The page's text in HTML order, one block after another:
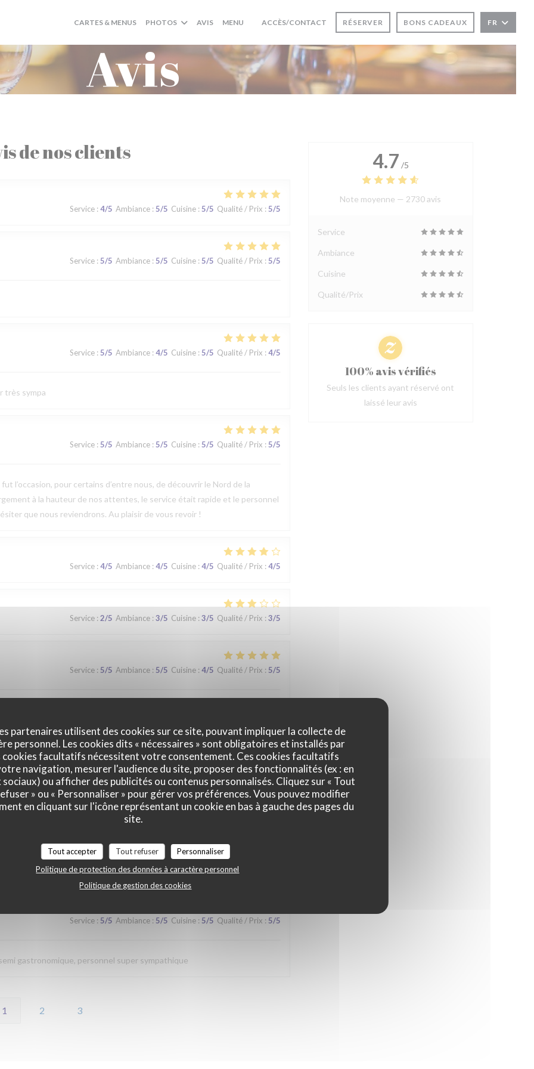
partenaires utilisent des cookies sur ce site, pouvant impliquer la collecte de
personnel. Les cookies dits « nécessaires » sont obligatoires et installés par
facultatifs nécessitent votre consentement. Ces cookies facultatifs
navigation, mesurer l'audience du site, proposer des fonctionnalités (ex : en
sociaux) ou afficher des publicités ou contenus personnalisés. Cliquez sur « Tout
» ou « Personnaliser » pour gérer vos préférences. Vous pouvez modifier
en cliquant sur l'icône représentant un cookie en bas à gauche des pages du
site.
Tout accepter Tout refuser
Personnaliser
Politique de protection des données à caractère personnel
Politique de gestion des cookies
CARTES & MENUS PHOTOS AVIS MENU((OUVRE UNE NOUVELLE FENÊTRE))
((OUVRE UNE NOUVELLE FENÊTRE))
ACCÈS/CONTACT RÉSERVER BONS CADEAUX FR
Avis
de nos clients
Service: 4/5 Ambiance: 5/5 Cuisine: 5/5 Qualité / Prix : 5/5
Service: 5/5 Ambiance: 5/5 Cuisine: 5/5 Qualité / Prix : 5/5
Service: 5/5 Ambiance: 4/5 Cuisine: 5/5 Qualité / Prix : 4/5
très sympa
Service: 5/5 Ambiance: 5/5 Cuisine: 5/5 Qualité / Prix : 5/5
l’occasion, pour certains d’entre nous, de découvrir le Nord de la
à la hauteur de nos attentes, le service était rapide et le personnel
que nous reviendrons. Au plaisir de vous revoir !
Service: 4/5 Ambiance: 4/5 Cuisine: 4/5 Qualité / Prix : 4/5
Service: 2/5 Ambiance: 3/5 Cuisine: 3/5 Qualité / Prix : 3/5
Service: 5/5 Ambiance: 5/5 Cuisine: 4/5 Qualité / Prix : 5/5
Nous avons apprécié notre déjeuner (moule, carbonade, flamiche au
d'un prochaine passage à Lilles.
Service : Ambiance Cuisine /5 Qualité / Prix : /5
Service: 5/5 Ambiance: 5/5 Cuisine: 5/5 Qualité / Prix : 5/5
gastronomique, personnel super sympathique
1 2 3
4.7 /5
Note moyenne — 2730 avis
Service
Ambiance
Cuisine
Qualité/Prix
100% avis vérifiés
Seuls les clients ayant réservé ont
laissé leur avis